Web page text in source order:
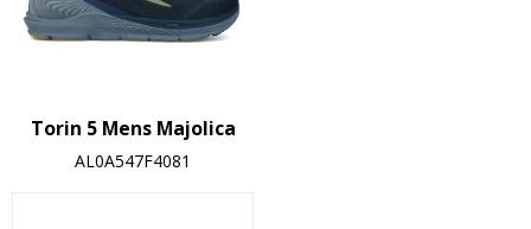
Torin 5 Mens Majolica
AL0A547F4081